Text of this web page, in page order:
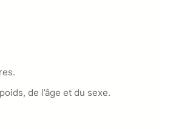
de l’âge et du sexe.